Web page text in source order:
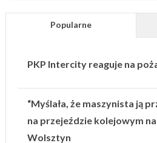
Popularne
PKP Intercity reaguje na
“Myślała, że maszynista ją
na przejeździe kolejowym
Wolsztyn